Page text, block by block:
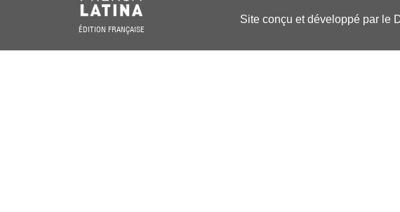
ÉDITION FRANÇAISE
Site conçu et développé par le